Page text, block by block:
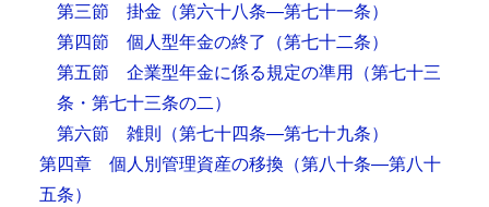
第三節 掛金 （第六十八条―第七十一条）
第四節 個人型年金の終了 （第七十二条）
第五節 企業型年金に係る規定の準用 （第七十三
条・第七十三条の二）
第六節 雑則 （第七十四条―第七十九条）
第四章 個人別管理資産の移換 （第八十条―第八十
五条）